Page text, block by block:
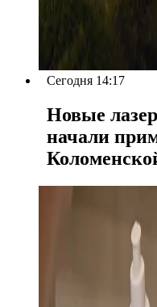
Сегодня 14:17
Новые
начали